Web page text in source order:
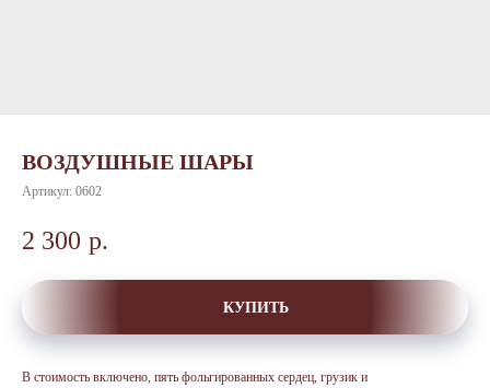
ВОЗДУШНЫЕ ШАРЫ
Артикул: 0602
2 300 р.
КУПИТЬ
В стоимость включено, пять фольгированных сердец, грузик и